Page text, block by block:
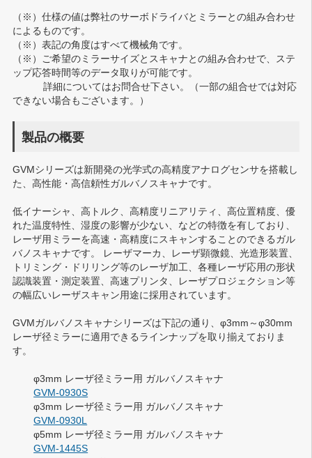
（※）仕様の値は弊社のサーボドライバとミラーとの組み合わせ
によるものです。
（※）表記の角度はすべて機械角です。
（※） ご希望のミラーサイズとスキャナとの組み合わせで、ステ
ップ応答時間等のデータ取りが可能です。
詳細についてはお問合せ下さい。（一部の組合せでは対応
できない場合もございます。）
製品の概要
GVMシリーズは新開発の光学式の高精度アナログセンサを搭載し
た、高性能・高信頼性ガルバノスキャナです。
低イナーシャ、高トルク、高精度リニアリティ、高位置精度、優
れた温度特性、湿度の影響が少ない、などの特徴を有しており、
レーザ用ミラーを高速・高精度にスキャンすることのできるガル
バノスキャナです。 レーザマーカ、レーザ顕微鏡、光造形装置、
トリミング・ドリリング等のレーザ加工、各種レーザ応用の形状
認識装置・測定装置、高速プリンタ、レーザプロジェクション等
の幅広いレーザスキャン用途に採用されています。
GVMガルバノスキャナシリーズは下記の通り、φ3mm～φ30mm
レーザ径ミラーに適用できるラインナップを取り揃えておりま
す。
φ3mm レーザ径ミラー用 ガルバノスキャナ
GVM-0930S
φ3mm レーザ径ミラー用 ガルバノスキャナ
GVM-0930L
φ5mm レーザ径ミラー用 ガルバノスキャナ
GVM-1445S